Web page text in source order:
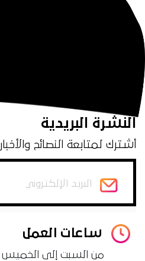
النشرة البريدية
أشترك لمتابعة النصائح
ساعات العمل
من السبت إلى الخميس